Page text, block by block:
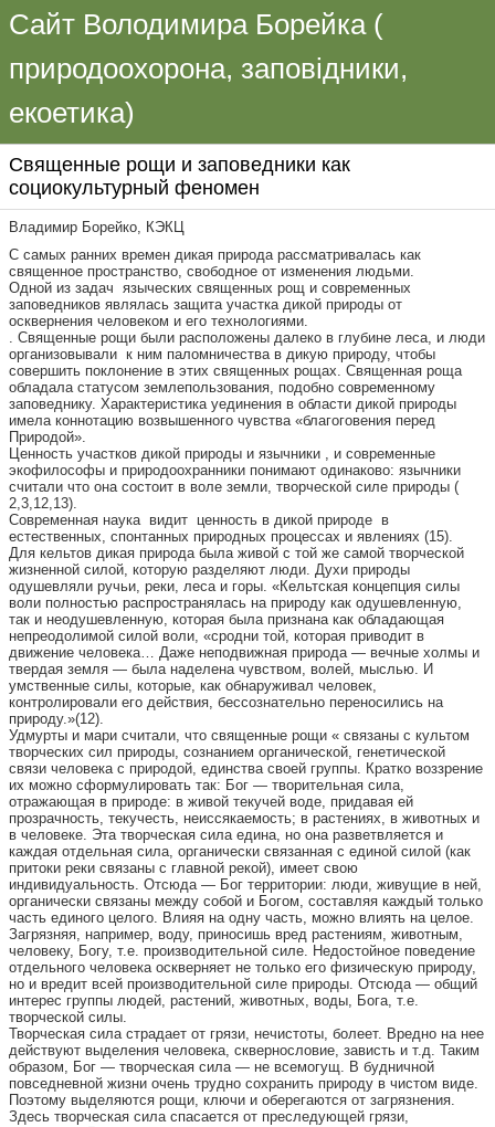
Сайт Володимира Борейка (
природоохорона, заповідники,
екоетика)
Священные рощи и заповедники как
социокультурный феномен
Владимир Борейко, КЭКЦ
С самых ранних времен дикая природа рассматривалась как
священное пространство, свободное от изменения людьми.
Одной из задач языческих священных рощ и современных
заповедников являлась защита участка дикой природы от
осквернения человеком и его технологиями.
. Священные рощи были расположены далеко в глубине леса, и люди
организовывали к ним паломничества в дикую природу, чтобы
совершить поклонение в этих священных рощах. Священная роща
обладала статусом землепользования, подобно современному
заповеднику. Характеристика уединения в области дикой природы
имела коннотацию возвышенного чувства «благоговения перед
Природой».
Ценность участков дикой природы и язычники , и современные
экофилософы и природоохранники понимают одинаково: язычники
считали что она состоит в воле земли, творческой силе природы (
2,3,12,13).
Современная наука видит ценность в дикой природе в
естественных, спонтанных природных процессах и явлениях (15).
Для кельтов дикая природа была живой с той же самой творческой
жизненной силой, которую разделяют люди. Духи природы
одушевляли ручьи, реки, леса и горы. «Кельтская концепция силы
воли полностью распространялась на природу как одушевленную,
так и неодушевленную, которая была признана как обладающая
непреодолимой силой воли, «сродни той, которая приводит в
движение человека… Даже неподвижная природа — вечные холмы и
твердая земля — была наделена чувством, волей, мыслью. И
умственные силы, которые, как обнаруживал человек,
контролировали его действия, бессознательно переносились на
природу.»(12).
Удмурты и мари считали, что священные рощи « связаны с культом
творческих сил природы, сознанием органической, генетической
связи человека с природой, единства своей группы. Кратко воззрение
их можно сформулировать так: Бог — творительная сила,
отражающая в природе: в живой текучей воде, придавая ей
прозрачность, текучесть, неиссякаемость; в растениях, в животных и
в человеке. Эта творческая сила едина, но она разветвляется и
каждая отдельная сила, органически связанная с единой силой (как
притоки реки связаны с главной рекой), имеет свою
индивидуальность. Отсюда — Бог территории: люди, живущие в ней,
органически связаны между собой и Богом, составляя каждый только
часть единого целого. Влияя на одну часть, можно влиять на целое.
Загрязняя, например, воду, приносишь вред растениям, животным,
человеку, Богу, т.е. производительной силе. Недостойное поведение
отдельного человека оскверняет не только его физическую природу,
но и вредит всей производительной силе природы. Отсюда — общий
интерес группы людей, растений, животных, воды, Бога, т.е.
творческой силы.
Творческая сила страдает от грязи, нечистоты, болеет. Вредно на нее
действуют выделения человека, сквернословие, зависть и т.д. Таким
образом, Бог — творческая сила — не всемогущ. В будничной
повседневной жизни очень трудно сохранить природу в чистом виде.
Поэтому выделяются рощи, ключи и оберегаются от загрязнения.
Здесь творческая сила спасается от преследующей грязи,